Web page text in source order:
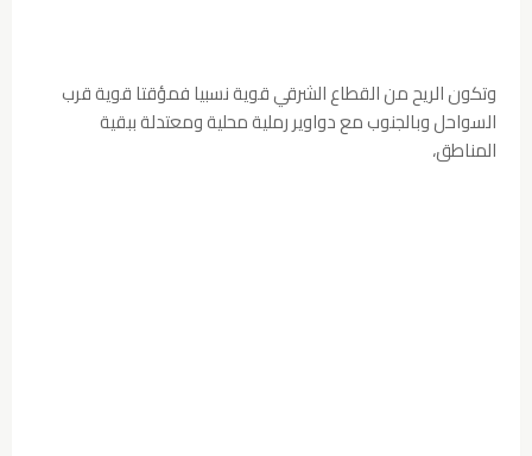
وتكون الريح من القطاع الشرقي قوية نسبيا فمؤقتا قوية قرب
السواحل وبالجنوب مع دواوير رملية محلية ومعتدلة ببقية
المناطق،